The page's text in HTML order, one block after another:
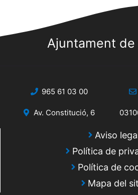
Ajuntament de
965 61 03 00
Av. Constitució, 6
Aviso
Política de
Política de
Mapa del